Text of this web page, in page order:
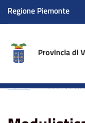
Regione Piemonte
Provincia di
Home Modulistica